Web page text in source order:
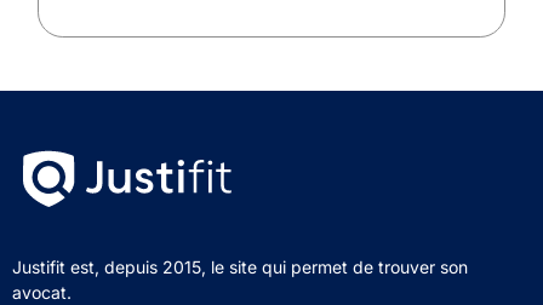
Justifit est, depuis 2015, le site qui permet de trouver son
avocat.